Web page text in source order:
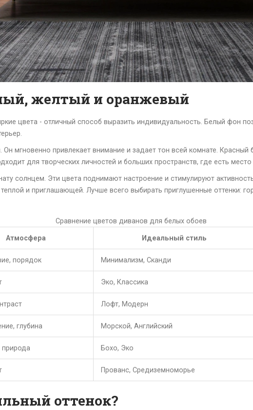
желтый и оранжевый
цвета - отличный способ выразить индивидуальность. Белый фон
Он мгновенно привлекает внимание и задает тон всей комнате.
для творческих личностей и больших пространств, где есть
солнцем. Эти цвета поднимают настроение и стимулируют
и приглашающей. Лучше всего выбирать приглушенные оттенки:
Сравнение цветов диванов для белых обоев
Атмосфера Идеальный стиль
порядок Минимализм, Сканди
Эко, Классика
Лофт, Модерн
глубина Морской, Английский
природа Бохо, Эко
Прованс, Средиземноморье
оттенок?